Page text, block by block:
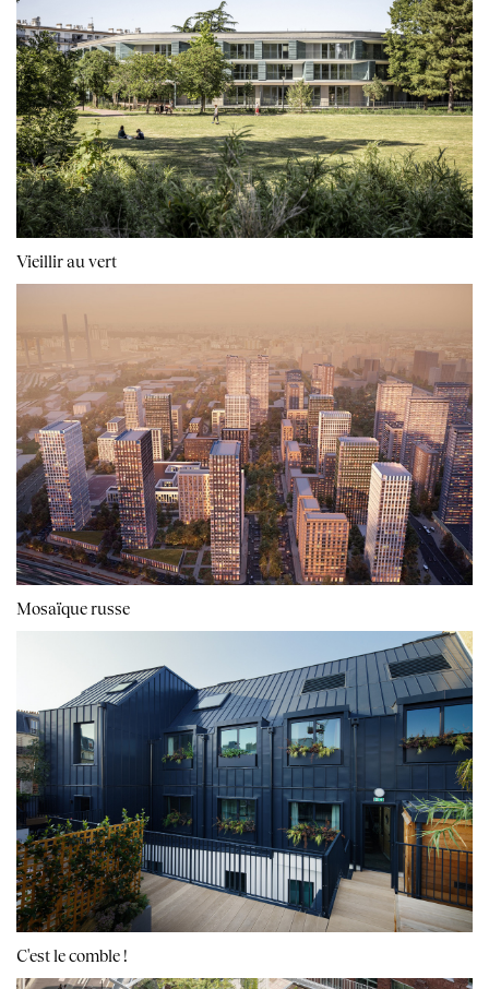
Vieillir au vert
Mosaïque russe
C'est le comble !